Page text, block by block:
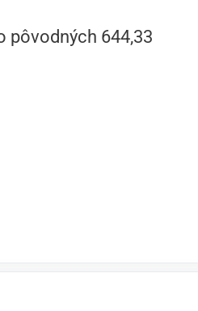
pôvodných 644,33